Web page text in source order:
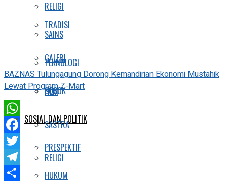
RELIGI
SAINS
TEKNOLOGI
SOSOK
SOSIAL DAN POLITIK
PRESPEKTIF
HUKUM
TRADISI
GALERI
FILM
SASTRA
RELIGI
BAZNAS Tulungagung Dorong Kemandirian Ekonomi Mustahik
Lewat Program Z-Mart
WhatsApp
Facebook
Twitter
Telegram